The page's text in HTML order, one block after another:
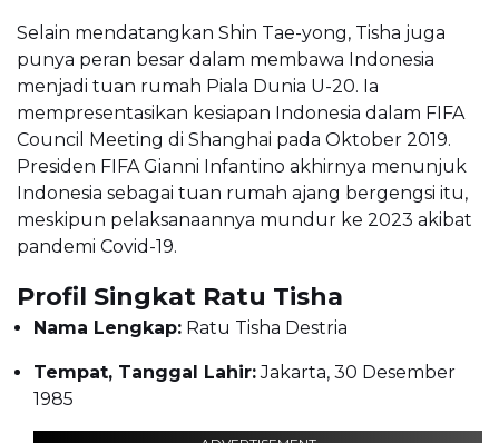
Selain mendatangkan Shin Tae-yong, Tisha juga
punya peran besar dalam membawa Indonesia
menjadi tuan rumah Piala Dunia U-20. Ia
mempresentasikan kesiapan Indonesia dalam FIFA
Council Meeting di Shanghai pada Oktober 2019.
Presiden FIFA Gianni Infantino akhirnya menunjuk
Indonesia sebagai tuan rumah ajang bergengsi itu,
meskipun pelaksanaannya mundur ke 2023 akibat
pandemi Covid-19.
Profil Singkat Ratu Tisha
Nama Lengkap: Ratu Tisha Destria
Tempat, Tanggal Lahir:Jakarta, 30 Desember
1985